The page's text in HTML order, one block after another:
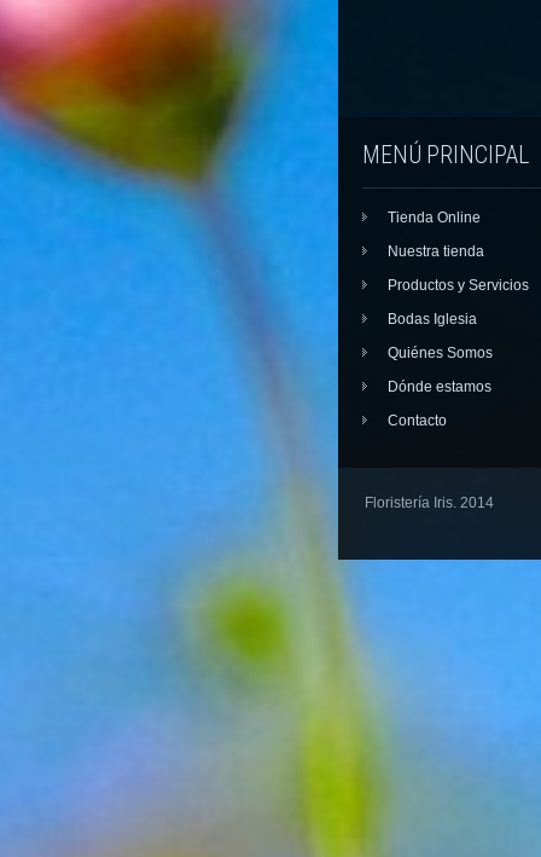
MENÚ PRINCIPAL
Tienda Online
Nuestra tienda
Productos y Servicios
Bodas Iglesia
Quiénes Somos
Dónde estamos
Contacto
Floristería Iris. 2014